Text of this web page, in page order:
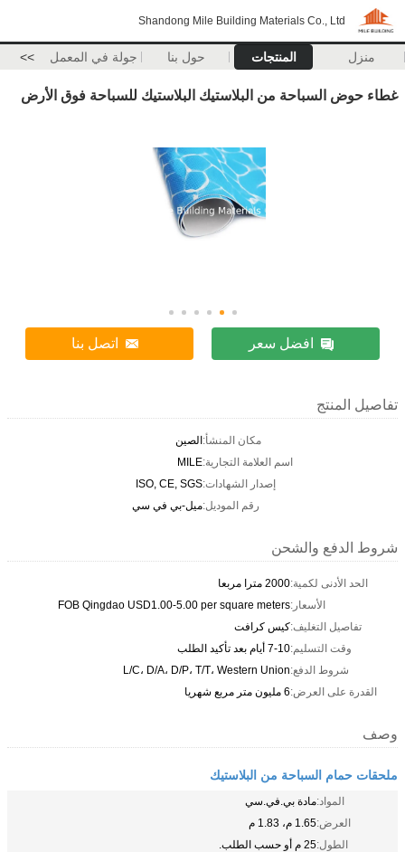
Shandong Mile Building Materials Co., Ltd
منزل المنتجات حول بنا جولة في المعمل >>
غطاء حوض السباحة من البلاستيك البلاستيك للسباحة فوق الأرض
افضل سعر اتصل بنا
تفاصيل المنتج
مكان المنشأ:الصين
اسم العلامة التجارية:MILE
إصدار الشهادات:ISO, CE, SGS
رقم الموديل:ميل-بي في سي
شروط الدفع والشحن
الحد الأدنى لكمية:2000 مترا مربعا
الأسعار:FOB Qingdao USD1.00-5.00 per square meters
تفاصيل التغليف:كيس كرافت
وقت التسليم:7-10 أيام بعد تأكيد الطلب
شروط الدفع:L/C، D/A، D/P، T/T، Western Union
القدرة على العرض:6 مليون متر مربع شهريا
وصف
ملحقات حمام السباحة من البلاستيك
المواد:مادة بي.في.سي
العرض:1.65 م، 1.83 م
الطول:25 م أو حسب الطلب.